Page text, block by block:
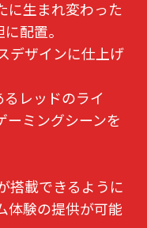
に生まれ変わった
配置。
デザインに仕上げ
レッドのライ
ーミングシーンを
搭載できるように
体験の提供が可能